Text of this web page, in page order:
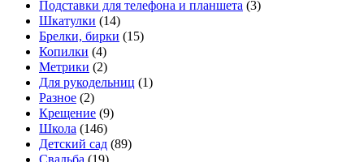
Подставки для телефона и планшета (3)
Шкатулки (14)
Брелки, бирки (15)
Копилки (4)
Метрики (2)
Для рукодельниц (1)
Разное (2)
Крещение (9)
Школа (146)
Детский сад (89)
Свадьба (19)